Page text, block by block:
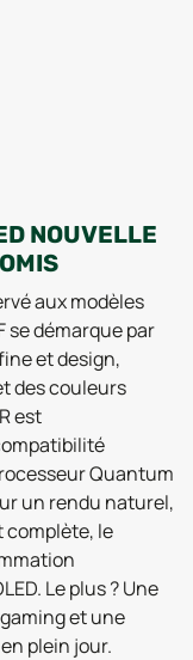
NOUVELLE
aux modèles
se démarque par
et design,
des couleurs
est
Quantum
un rendu naturel,
complète, le
Le plus ? Une
et une
plein jour.